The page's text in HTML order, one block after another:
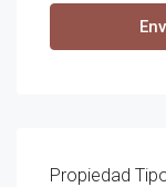
Propiedad